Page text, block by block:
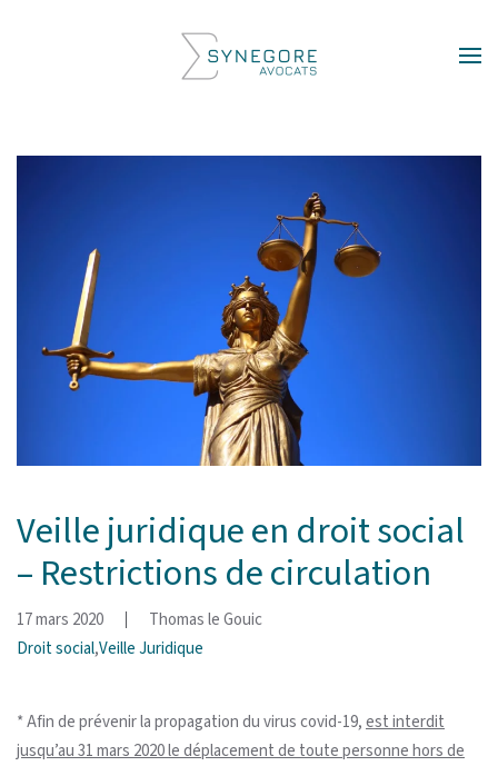
Veille juridique en droit social
– Restrictions de circulation
17 mars 2020
Thomas le Gouic
Droit social,Veille Juridique
* Afin de prévenir la propagation du virus covid-19,est interdit
jusqu’au 31 mars 2020 le déplacement de toute personne hors de